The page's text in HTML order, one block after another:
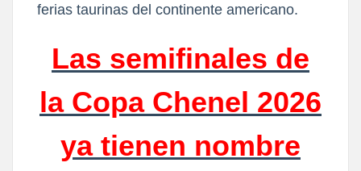
ferias taurinas del continente americano.
Las semifinales de
la Copa Chenel 2026
ya tienen nombre